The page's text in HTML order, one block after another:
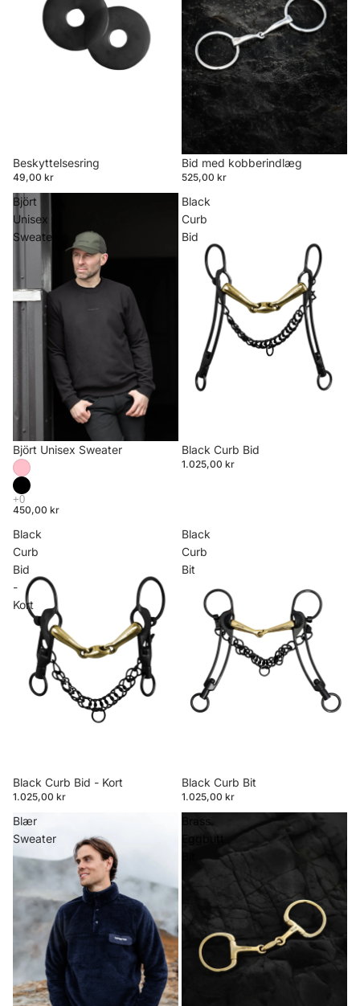
Beskyttelsesring
49,00 kr
Bid med kobberindlæg
525,00 kr
Björt
Unisex
Sweater
Björt Unisex Sweater
450,00 kr
Black
Curb
Bid
Black Curb Bid
1.025,00 kr
Black
Curb
Bid
-
Kort
Black Curb Bid - Kort
1.025,00 kr
Black
Curb
Bit
Black Curb Bit
1.025,00 kr
Blær
Sweater
Brass
Eggbutt